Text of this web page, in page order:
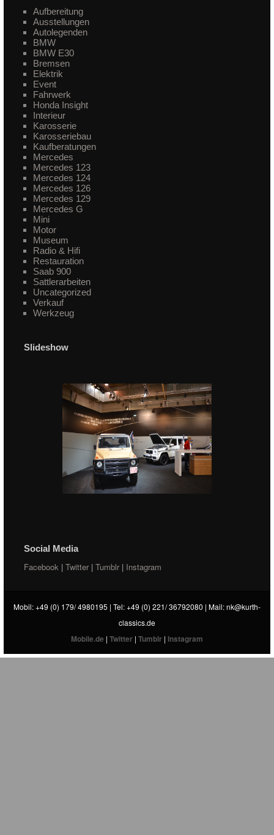
Aufbereitung
Ausstellungen
Autolegenden
BMW
BMW E30
Bremsen
Elektrik
Event
Fahrwerk
Honda Insight
Interieur
Karosserie
Karosseriebau
Kaufberatungen
Mercedes
Mercedes 123
Mercedes 124
Mercedes 126
Mercedes 129
Mercedes G
Mini
Motor
Museum
Radio & Hifi
Restauration
Saab 900
Sattlerarbeiten
Uncategorized
Verkauf
Werkzeug
Slideshow
Social Media
Facebook |Twitter |Tumblr | Instagram
Mobil: +49 (0) 179/ 4980195 | Tel: +49 (0) 221/ 36792080 | Mail:nk@kurth-
classics.de
Mobile.de | Twitter | Tumblr | Instagram